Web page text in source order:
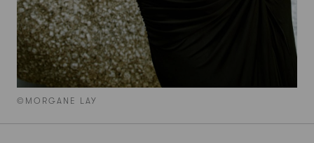
©MORGANE LAY